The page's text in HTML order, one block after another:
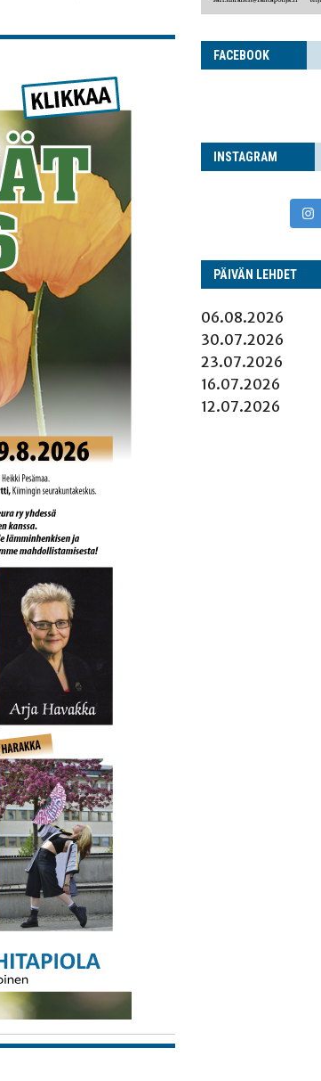
FACE­BOOK
INS­TA­GRAM
PÄI­VÄN LEHDET
06.08.2026
30.07.2026
23.07.2026
16.07.2026
12.07.2026